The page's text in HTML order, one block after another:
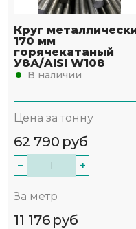
Круг
170 мм
горячекатаный
У8А/AISI W108
В наличии
Цена за тонну
62 790 руб
− +
За метр
11 176 руб